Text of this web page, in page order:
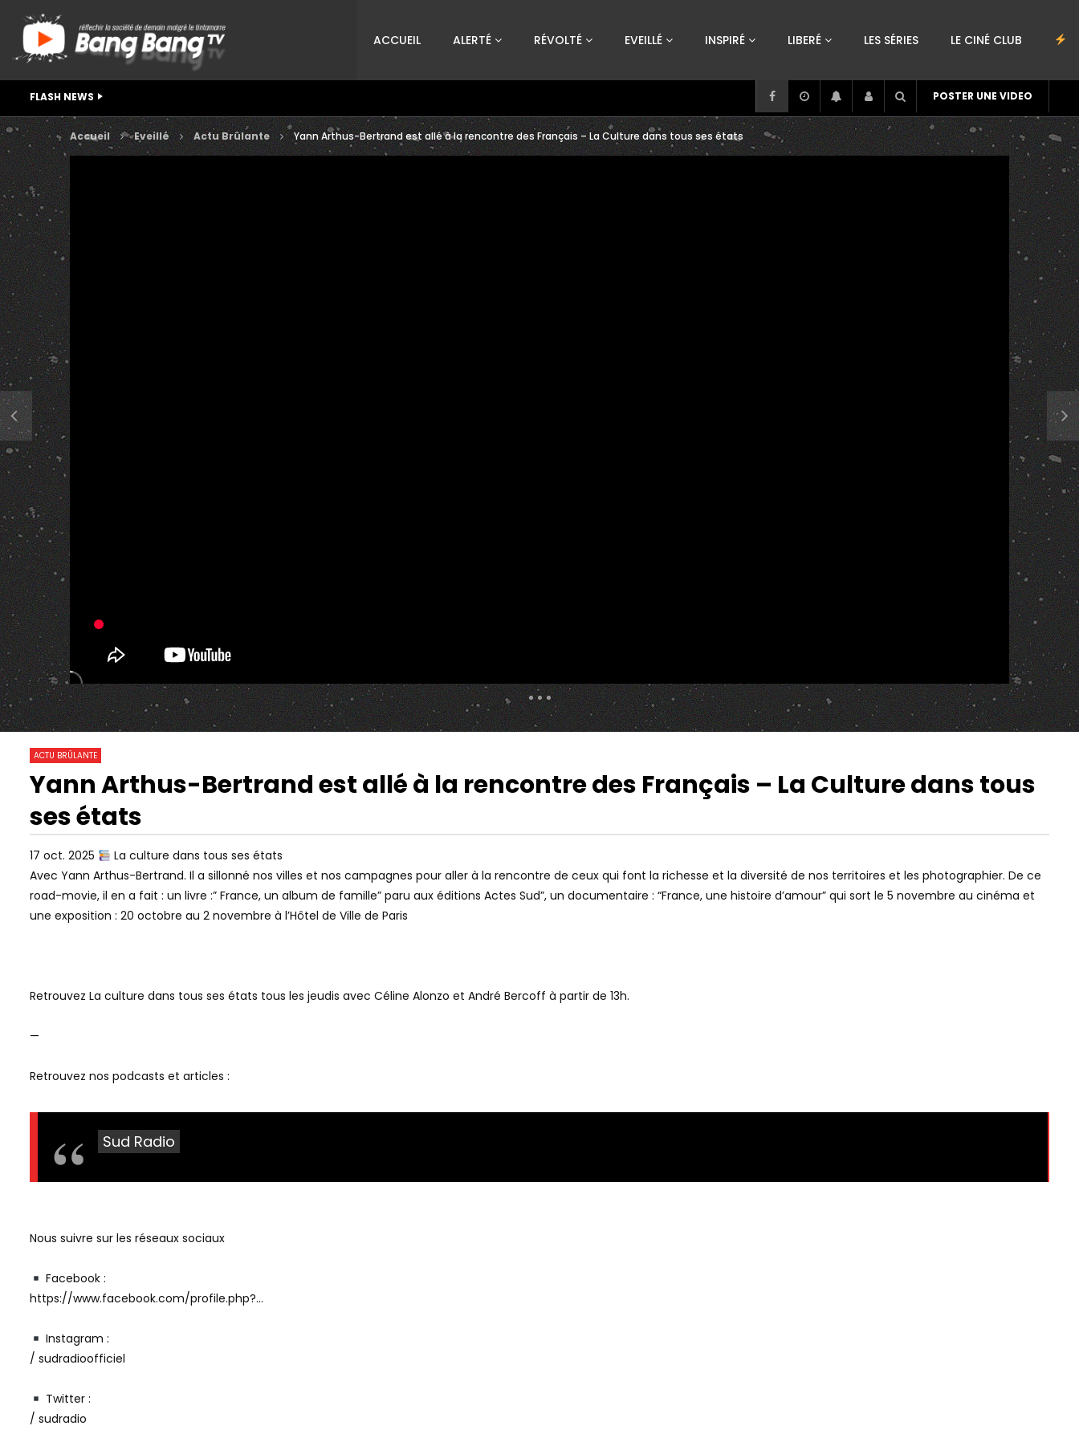
ACCUEIL ALERTÉ RÉVOLTÉ EVEILLÉ INSPIRÉ LIBERÉ LES SÉRIES LE CINÉ CLUB
FLASH NEWS POSTER UNE VIDEO
Accueil Eveillé Actu Brûlante Yann Arthus-Bertrand est allé à la rencontre des Français – La Culture dans tous ses états
348 Views
12 0
Report More Videos
Watch Later
32:25
VOL DE DONNÉES SENSIBLES : TOUT
LE MONDE EST CONCERNÉ !
Watch Later
12:06
CONSÉQUENCES SONT IMMENSES
Watch Later
10:21
PAIX EN UKRAINE, EXPLICATIONS
Watch Later
10:53
INQUIÈTE L’ÉTAT
01:38
BANDE-ANNONCE
ACTU BRÛLANTE
Yann Arthus-Bertrand est allé à la rencontre des Français – La Culture dans tous
ses états
17 oct. 2025
La culture dans tous ses états
Avec Yann Arthus-Bertrand. Il a sillonné nos villes et nos campagnes pour aller à la rencontre de ceux qui font la richesse et la diversité de nos territoires et les photographier. De ce
road-movie, il en a fait : un livre :” France, un album de famille” paru aux éditions Actes Sud”, un documentaire : “France, une histoire d’amour” qui sort le 5 novembre au cinéma et
une exposition : 20 octobre au 2 novembre à l’Hôtel de Ville de Paris
Retrouvez La culture dans tous ses états tous les jeudis avec Céline Alonzo et André Bercoff à partir de 13h.
—
Retrouvez nos podcasts et articles :
Sud Radio
Nous suivre sur les réseaux sociaux
Facebook :
https://www.facebook.com/profile.php?…
Instagram :
/ sudradioofficiel
Twitter :
/ sudradio
€